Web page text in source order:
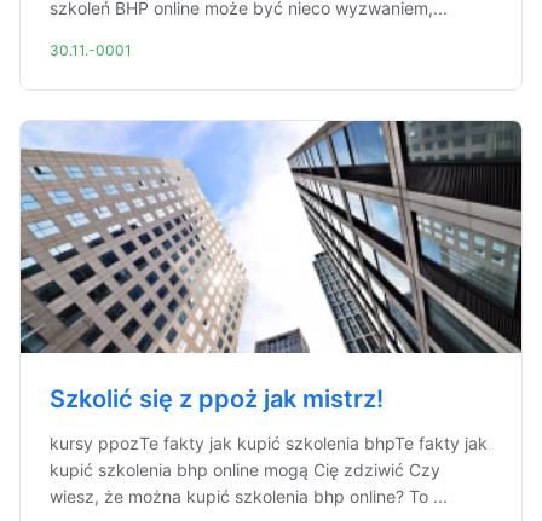
szkoleń BHP online może być nieco wyzwaniem,...
30.11.-0001
Szkolić się z ppoż jak mistrz!
kursy ppozTe fakty jak kupić szkolenia bhpTe fakty jak
kupić szkolenia bhp online mogą Cię zdziwić Czy
wiesz, że można kupić szkolenia bhp online? To ...